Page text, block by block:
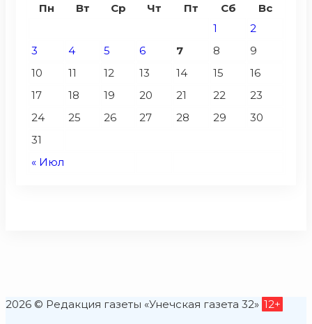
Пн
Вт Ср Чт Пт Сб Вс
« Июл
1
2
3
4 5 6 7 8
9
10
11 12 13 14 15
16
17
18 19 20 21 22
23
24
25 26 27 28 29
30
31
2026 © Редакция газеты «Унечская газета 32» 12+